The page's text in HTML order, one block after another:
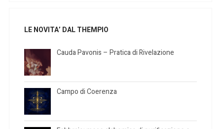
LE NOVITA’ DAL THEMPIO
Cauda Pavonis – Pratica di Rivelazione
Campo di Coerenza